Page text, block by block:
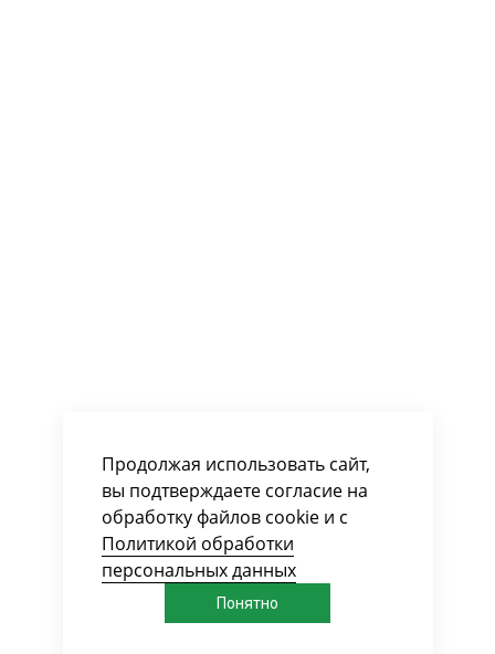
Продолжая использовать сайт,
вы подтверждаете согласие на
обработку файлов cookie и с
Политикой обработки
персональных данных
Понятно